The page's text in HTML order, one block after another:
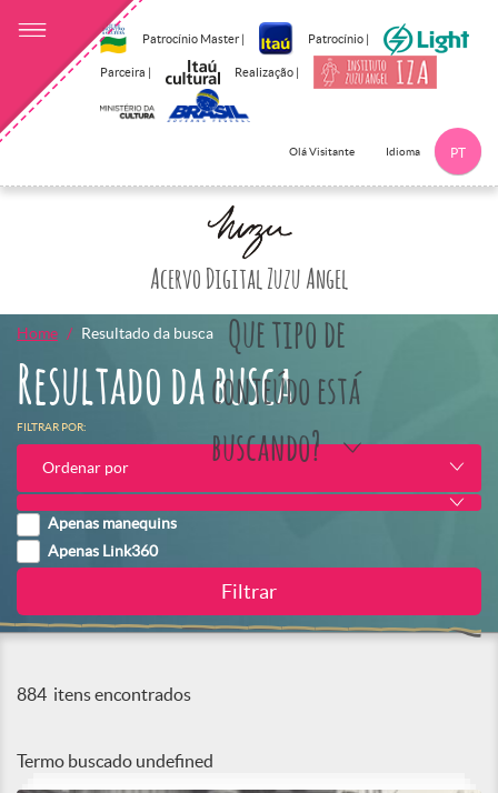
Patrocínio Master | Patrocínio |
Parceira | Realização |
Olá Visitante Idioma PT
Acervo Digital Zuzu Angel
Que tipo de
conteúdo está
buscando?
Home Resultado da busca
Resultado da busca
FILTRAR POR:
Ordenar por
Apenas manequins
Apenas Link360
884 itens encontrados
Termo buscado undefined